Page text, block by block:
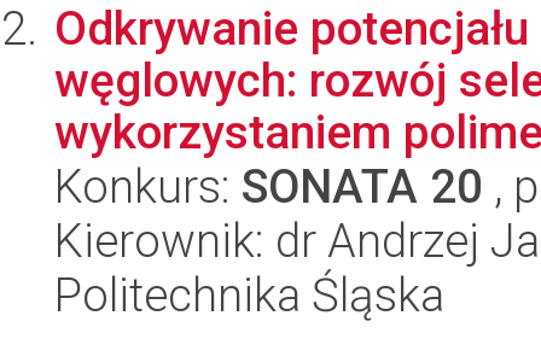
Odkrywanie
węglowych: rozwój
wykorzystaniem
Konkurs: SONATA 20 ,
Kierownik: dr Andrzej
Politechnika Śląska